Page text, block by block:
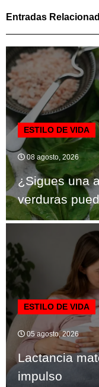
Entradas
ESTILO DE VIDA
08 agosto, 2026
¿Sigues una
verduras
ESTILO DE VIDA
05 agosto, 2026
Lactancia
impulso